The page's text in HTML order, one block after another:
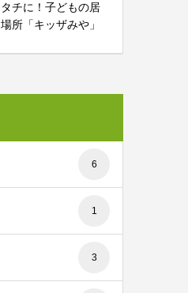
タチに！子どもの居
場所「キッザみや」
6
1
3